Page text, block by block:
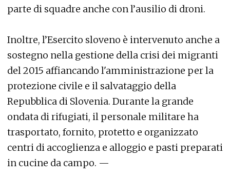
parte di squadre anche con l’ausilio di droni.
Inoltre, l’Esercito sloveno è intervenuto anche a
sostegno nella gestione della crisi dei migranti
del 2015 affiancando l'amministrazione per la
protezione civile e il salvataggio della
Repubblica di Slovenia. Durante la grande
ondata di rifugiati, il personale militare ha
trasportato, fornito, protetto e organizzato
centri di accoglienza e alloggio e pasti preparati
in cucine da campo. —